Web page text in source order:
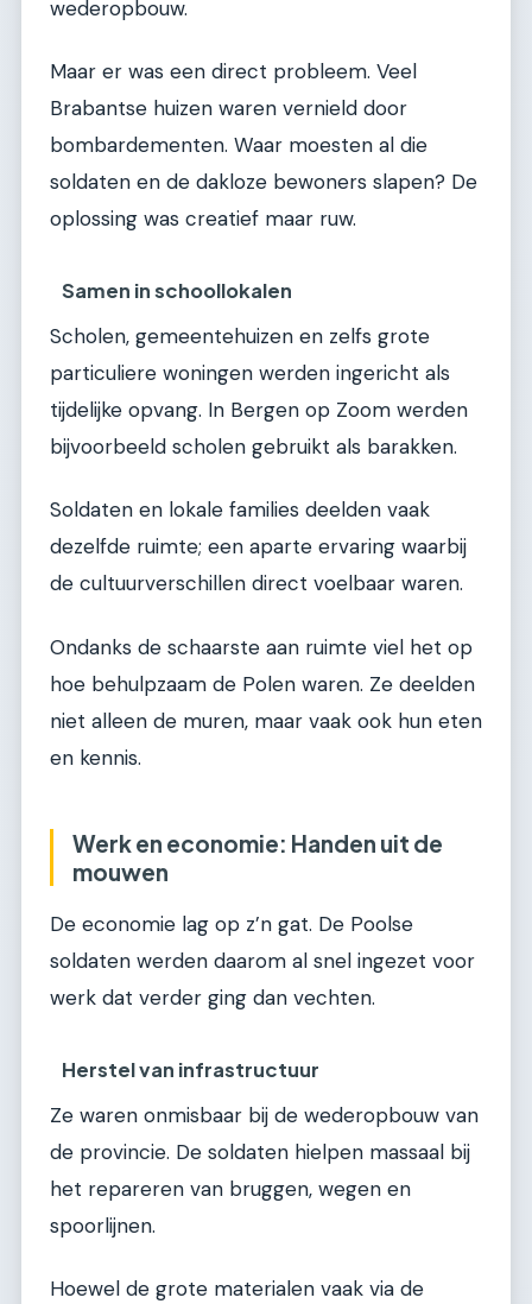
wederopbouw.
Maar er was een direct probleem. Veel
Brabantse huizen waren vernield door
bombardementen. Waar moesten al die
soldaten en de dakloze bewoners slapen? De
oplossing was creatief maar ruw.
Samen in schoollokalen
Scholen, gemeentehuizen en zelfs grote
particuliere woningen werden ingericht als
tijdelijke opvang. In Bergen op Zoom werden
bijvoorbeeld scholen gebruikt als barakken.
Soldaten en lokale families deelden vaak
dezelfde ruimte; een aparte ervaring waarbij
de cultuurverschillen direct voelbaar waren.
Ondanks de schaarste aan ruimte viel het op
hoe behulpzaam de Polen waren. Ze deelden
niet alleen de muren, maar vaak ook hun eten
en kennis.
Werk en economie: Handen uit de
mouwen
De economie lag op z’n gat. De Poolse
soldaten werden daarom al snel ingezet voor
werk dat verder ging dan vechten.
Herstel van infrastructuur
Ze waren onmisbaar bij de wederopbouw van
de provincie. De soldaten hielpen massaal bij
het repareren van bruggen, wegen en
spoorlijnen.
Hoewel de grote materialen vaak via de